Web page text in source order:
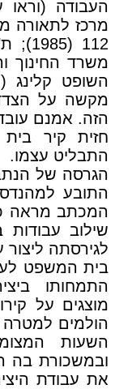
מקשה על
הזה. אמנם
חזית קיר
התבליט עצמו.
הגרסה של
התובע
המכתב מראה
שילוב עבודות
לגירסתה ליצור
בית המשפט
התמחותו
מוצגים על
הולמים
השעות
ובמשכורת בה
את עבודת